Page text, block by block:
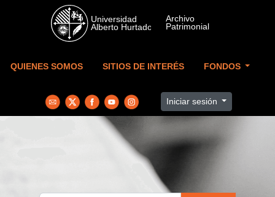
Skip to main content
QUIENES SOMOS SITIOS DE INTERÉS FONDOS
Iniciar sesión